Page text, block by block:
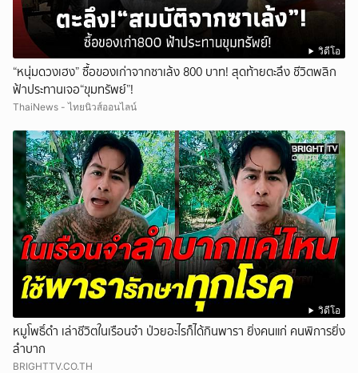
วิดีโอ
“หนุ่มดวงเฮง” ซื้อของเก่าจากซาเล้ง 800 บาท! สุดท้ายตะลึง ชีวิตพลิก
ฟ้าประทานเจอ“ขุมทรัพย์”!
ThaiNews - ไทยนิวส์ออนไลน์
วิดีโอ
หมูโพธิ์ดำ เล่าชีวิตในเรือนจำ ป่วยอะไรก็ได้กินพารา ยิ่งคนแก่ คนพิการยิ่ง
ลำบาก
BRIGHTTV.CO.TH